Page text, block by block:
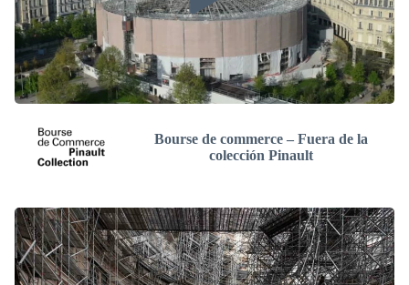
Bourse de commerce – Fuera de la
colección Pinault